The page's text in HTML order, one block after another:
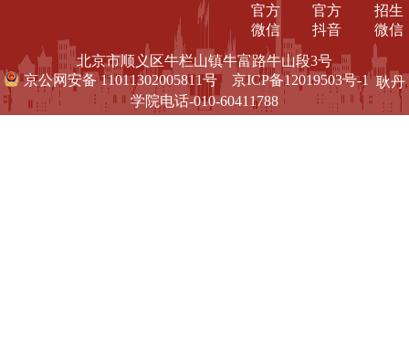
招生
微信
官方
抖音
官方
微信
北京市顺义区牛栏山镇牛富路牛山段3号
京公网安备 11011302005811号
京ICP备12019503号-1耿丹
学院电话-010-60411788